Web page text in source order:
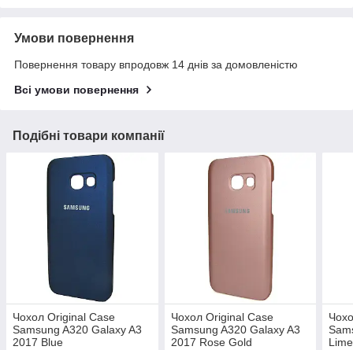
Умови повернення
Повернення товару впродовж 14 днів за домовленістю
Всі умови повернення
Подібні товари компанії
Чохол Original Case
Samsung A320 Galaxy A3
2017 Blue
Чохол Original Case
Samsung A320 Galaxy A3
2017 Rose Gold
Lime